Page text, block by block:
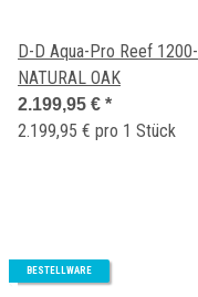
D-D Aqua-Pro Reef 1200-
NATURAL OAK
2.199,95 € *
2.199,95 € pro 1 Stück
BESTELLWARE